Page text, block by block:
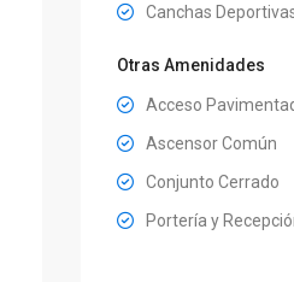
Canchas
Otras Amenidades
Acceso
Ascensor Común
Conjunto Cerrado
Portería y